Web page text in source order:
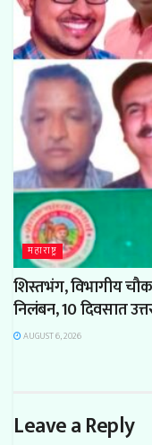
महाराष्ट्र
शिस्तभंग, विभागीय
निलंबन, 10 दिवसात
AUGUST 6, 2026
Leave a Reply